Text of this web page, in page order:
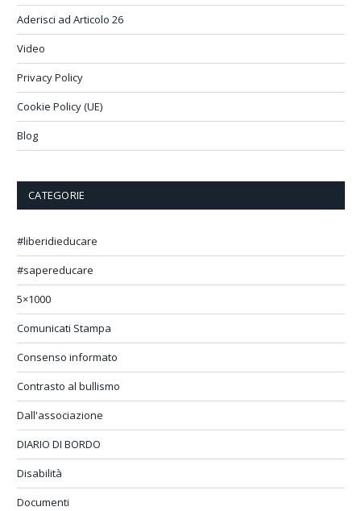
Aderisci ad Articolo 26
Video
Privacy Policy
Cookie Policy (UE)
Blog
CATEGORIE
#liberidieducare
#sapereducare
5×1000
Comunicati Stampa
Consenso informato
Contrasto al bullismo
Dall'associazione
DIARIO DI BORDO
Disabilità
Documenti